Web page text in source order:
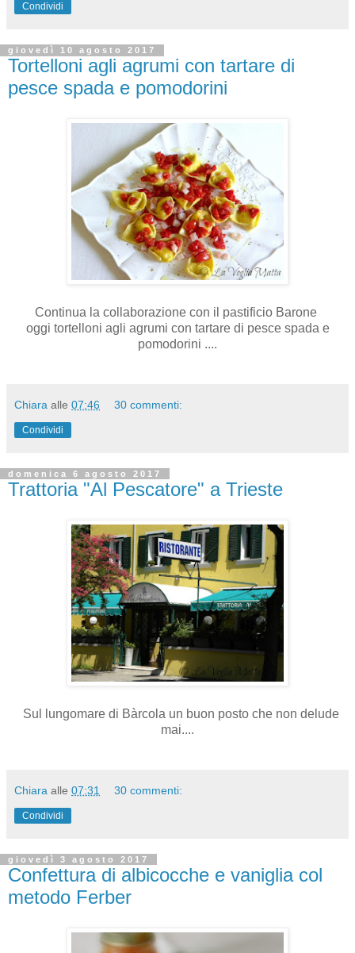
Condividi
giovedì 10 agosto 2017
Tortelloni agli agrumi con tartare di
pesce spada e pomodorini
Continua la collaborazione con il pastificio Barone
oggi tortelloni agli agrumi con tartare di pesce spada e
pomodorini ....
Chiara alle 07:46 30 commenti:
Condividi
domenica 6 agosto 2017
Trattoria "Al Pescatore" a Trieste
Sul lungomare di Bàrcola un buon posto che non delude
mai....
Chiara alle 07:31 30 commenti:
Condividi
giovedì 3 agosto 2017
Confettura di albicocche e vaniglia col
metodo Ferber